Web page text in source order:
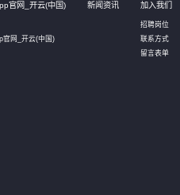
官网_开云(中国)
官网_开云(中国)
新闻资讯 加入我们
招聘岗位
联系方式
留言表单